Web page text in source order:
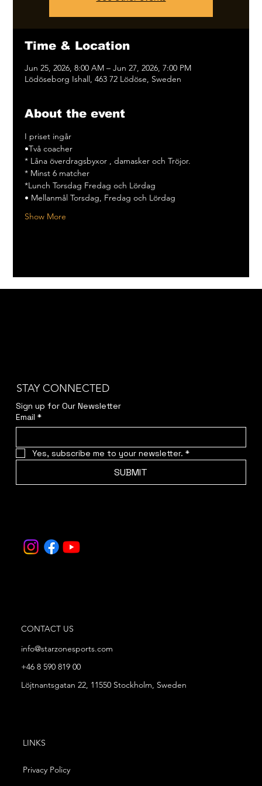
Time & Location
Jun 25, 2026, 8:00 AM – Jun 27, 2026, 7:00 PM
Lödöseborg Ishall, 463 72 Lödöse, Sweden
About the event
I priset ingår
•Två coacher
* Låna överdragsbyxor , damasker och Tröjor.
* ⁠Minst 6 matcher
*Lunch Torsdag Fredag och Lördag
• Mellanmål Torsdag, Fredag och Lördag
Show More
STAY CONNECTED
Sign up for Our Newsletter
Email *
Yes, subscribe me to your newsletter. *
SUBMIT
CONTACT US
info@starzonesports.com
+46 8 590 819 00
Löjtnantsgatan 22, 11550 Stockholm, Sweden
LINKS
Privacy Policy